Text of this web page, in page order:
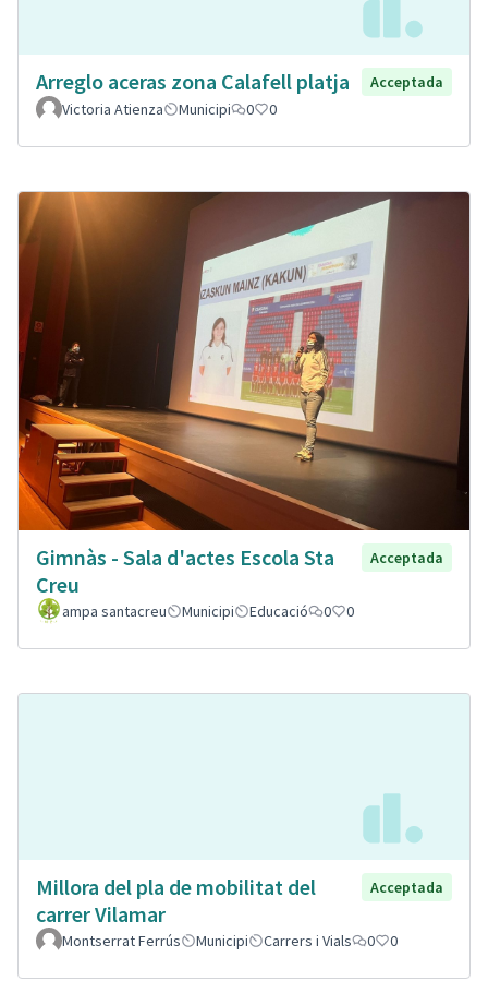
Arreglo aceras zona Calafell platja
Acceptada
Victoria Atienza
Municipi 0 0
Gimnàs - Sala d'actes Escola Sta
Creu
Acceptada
ampa santacreu Municipi Educació 0 0
Millora del pla de mobilitat del
carrer Vilamar
Acceptada
Montserrat Ferrús Municipi Carrers i Vials 0 0